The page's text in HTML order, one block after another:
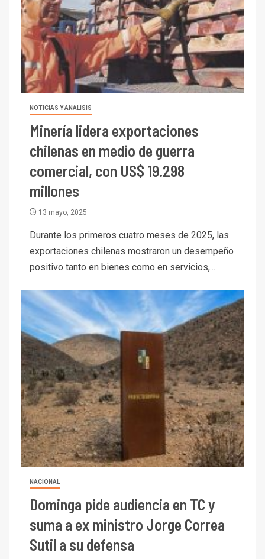
NOTICIAS Y ANALISIS
Minería lidera exportaciones
chilenas en medio de guerra
comercial, con US$ 19.298
millones
13 mayo, 2025
Durante los primeros cuatro meses de 2025, las
exportaciones chilenas mostraron un desempeño
positivo tanto en bienes como en servicios,...
NACIONAL
Dominga pide audiencia en TC y
suma a ex ministro Jorge Correa
Sutil a su defensa